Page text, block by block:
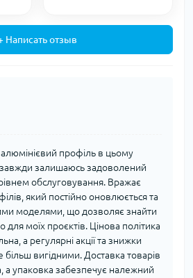
Написать отзыв
профіль в цьому
завжди залишаюсь задоволений
рівнем обслуговування. Вражає
який постійно оновлюється та
моделями, що дозволяє знайти
для моїх проєктів. Цінова політика
а регулярні акції та знижки
вигідними. Доставка товарів
а упаковка забезпечує належний